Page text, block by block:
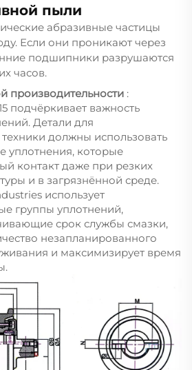
пыли
абразивные частицы
Если они проникают через
подшипники разрушаются
часов.
производительности :
подчёркивает важность
Детали для
должны использовать
уплотнения, которые
контакт даже при резких
и в загрязнённой среде.
использует
группы уплотнений,
срок службы смазки,
незапланированного
и максимизирует время